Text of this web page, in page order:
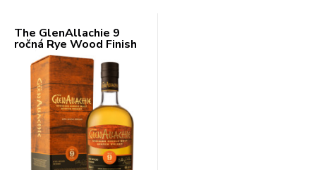
The GlenAllachie 9
ročná Rye Wood Finish
48% 0,7l